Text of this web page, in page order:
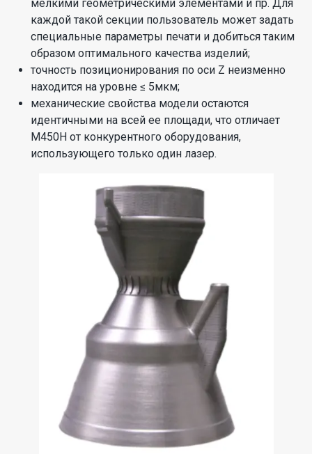
мелкими геометрическими элементами и пр. Для
каждой такой секции пользователь может задать
специальные параметры печати и добиться таким
образом оптимального качества изделий;
точность позиционирования по оси Z неизменно
находится на уровне ≤ 5мкм;
механические свойства модели остаются
идентичными на всей ее площади, что отличает
M450H от конкурентного оборудования,
использующего только один лазер.